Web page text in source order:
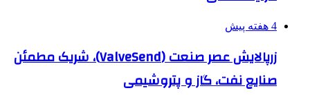
4 هفته پیش
زرپالایش عصر صنعت (ValveSend)، شریک مطمئن
صنایع نفت، گاز و پتروشیمی